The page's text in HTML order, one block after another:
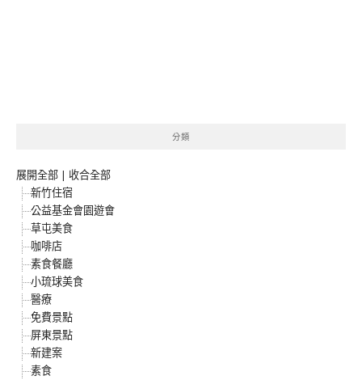
分類
展開全部 | 收合全部
新竹住宿
公益基金會園遊會
草屯美食
咖啡店
素食餐廳
小琉球美食
醫療
免費景點
屏東景點
新建案
素食